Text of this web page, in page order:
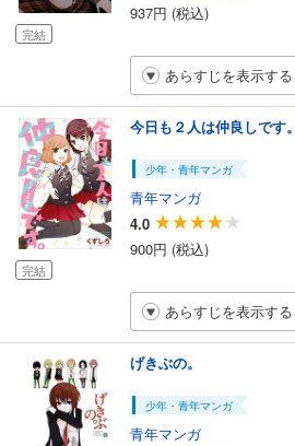
完結
937円 (税込)
あらすじを表示する
完結
今日も２人は仲良しです
少年・青年マンガ
青年マンガ
4.0
900円 (税込)
あらすじを表示する
げきぶの。
少年・青年マンガ
青年マンガ